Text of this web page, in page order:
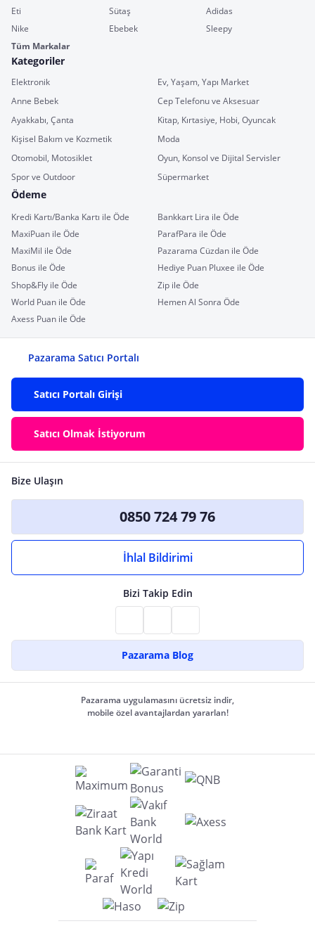
Eti
Sütaş
Adidas
Nike
Ebebek
Sleepy
Tüm Markalar
Kategoriler
Elektronik
Ev, Yaşam, Yapı Market
Anne Bebek
Cep Telefonu ve Aksesuar
Ayakkabı, Çanta
Kitap, Kırtasiye, Hobi, Oyuncak
Kişisel Bakım ve Kozmetik
Moda
Otomobil, Motosiklet
Oyun, Konsol ve Dijital Servisler
Spor ve Outdoor
Süpermarket
Ödeme
Kredi Kartı/Banka Kartı ile Öde
Bankkart Lira ile Öde
MaxiPuan ile Öde
ParafPara ile Öde
MaxiMil ile Öde
Pazarama Cüzdan ile Öde
Bonus ile Öde
Hediye Puan Pluxee ile Öde
Shop&Fly ile Öde
Zip ile Öde
World Puan ile Öde
Hemen Al Sonra Öde
Axess Puan ile Öde
Pazarama Satıcı Portalı
Satıcı Portalı Girişi
Satıcı Olmak İstiyorum
Bize Ulaşın
0850 724 79 76
İhlal Bildirimi
Bizi Takip Edin
Pazarama Blog
Pazarama uygulamasını ücretsiz indir,
mobile özel avantajlardan yararlan!